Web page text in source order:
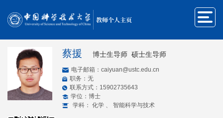
教师个人主页
蔡援 博士生导师 硕士生导师
电子邮箱： caiyuan@ustc.edu.cn
职务：无
联系方式：15902735643
学位：博士
学科： 化学 、 智能科学与技术